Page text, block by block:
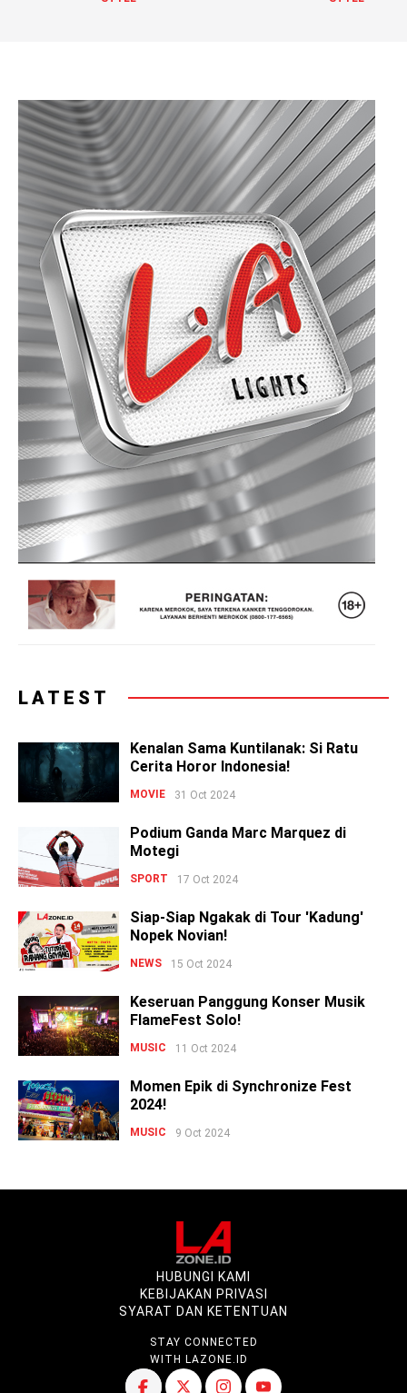
LATEST
Kenalan Sama Kuntilanak: Si Ratu
Cerita Horor Indonesia!
MOVIE 31 Oct 2024
Podium Ganda Marc Marquez di
Motegi
SPORT 17 Oct 2024
Siap-Siap Ngakak di Tour 'Kadung'
Nopek Novian!
NEWS 15 Oct 2024
Keseruan Panggung Konser Musik
FlameFest Solo!
MUSIC 11 Oct 2024
Momen Epik di Synchronize Fest
2024!
MUSIC 9 Oct 2024
HUBUNGI KAMI
KEBIJAKAN PRIVASI
SYARAT DAN KETENTUAN
STAY CONNECTED
WITH LAZONE.ID